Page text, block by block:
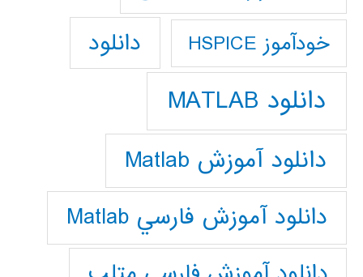
خودآموز HSPICE دانلود
دانلود MATLAB
دانلود آموزش Matlab
دانلود آموزش فارسي Matlab